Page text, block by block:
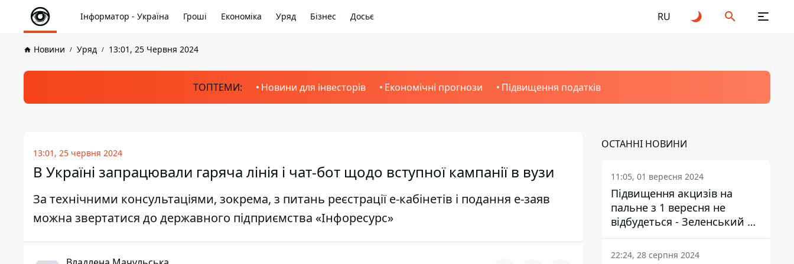
Інформатор - Україна Гроші Економіка Уряд Бізнес Досьє RU
Новини Уряд 13:01, 25 Червня 2024
ТОПТЕМИ: Новини для інвесторів Економічні прогнози Підвищення податків
13:01, 25 червня 2024
В Україні запрацювали гаряча лінія і чат-бот щодо вступної кампанії в вузи
За технічними консультаціями, зокрема, з питань реєстрації е-кабінетів і подання е-заяв
можна звертатися до державного підприємства «Інфоресурс»
ОСТАННІ НОВИНИ
11:05, 01 вересня 2024
Підвищення акцизів на
пальне з 1 вересня не
відбудеться - Зеленський не
підписав закон
22:24, 28 серпня 2024